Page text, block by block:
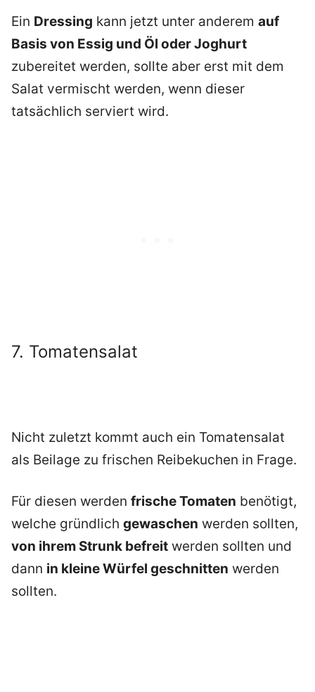
Ein Dressing kann jetzt unter anderem auf
Basis von Essig und Öl oder Joghurt
zubereitet werden, sollte aber erst mit dem
Salat vermischt werden, wenn dieser
tatsächlich serviert wird.
7. Tomatensalat
Nicht zuletzt kommt auch ein Tomatensalat
als Beilage zu frischen Reibekuchen in Frage.
Für diesen werden frische Tomaten benötigt,
welche gründlich gewaschen werden sollten,
von ihrem Strunk befreit werden sollten und
dann in kleine Würfel geschnitten werden
sollten.